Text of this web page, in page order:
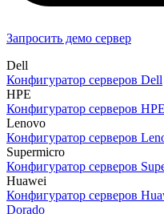
Запросить демо сервер
Dell
Конфигуратор серверов Dell
HPE
Конфигуратор серверов HPE
Lenovo
Конфигуратор серверов
Supermicro
Конфигуратор серверов
Huawei
Конфигуратор серверов
Dorado